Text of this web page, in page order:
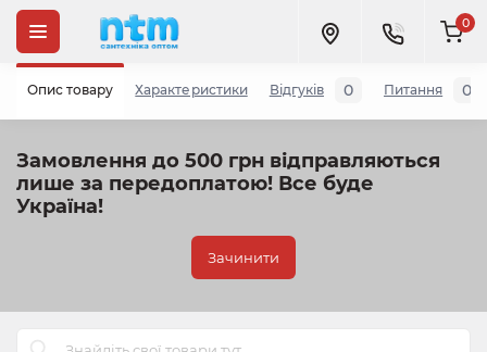
Замовлення до 500 грн відправляються
лише за передоплатою! Все буде
Україна!
Зачинити
0
Опис товару Характеристики Відгуків 0 Питання 0